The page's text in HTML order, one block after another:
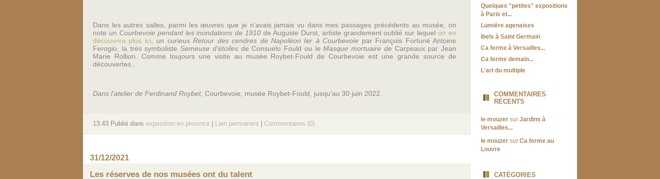
Quelques "petites" expositions
à Paris et...
Lumière agenaises
Ibels à Saint Germain
Ca ferme à Versailles...
Ca ferme demain...
L'art du multiple
COMMENTAIRES
RÉCENTS
le mouzer sur Jardins à
Versailles...
le mouzer sur Ca ferme au
Louvre
CATÉGORIES
Dans les autres salles, parmi les œuvres que je n'avais jamais vu dans mes passages précédents au musée, on
note un Courbevoie pendant les inondations de 1910 de Auguste Durst, artiste grandement oublié sur lequelon en
découvrira plus ici , un curieuxRetour des cendres de Napoléon Ier à Courbevoie par François Fortuné Antoine
Ferogio, la très symboliste Semeuse d'étoilesde Consuelo Fould ou leMasque mortuaire deCarpeaux par Jean
Marie Rollion. Comme toujours une visite au musée Roybet-Fould de Courbevoie est une grande source de
découvertes...
Dans l'atelier de Ferdinand Roybet, Courbevoie, musée Roybet-Fould, jusqu'au 30 juin 2022.
13:43 Publié dans exposition en province Lien permanent Commentaires (0)
31/12/2021
Les réserves de nos musées ont du talent